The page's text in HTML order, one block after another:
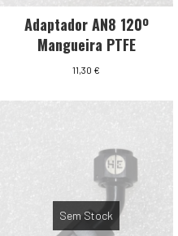
Adaptador AN8 120º
Mangueira PTFE
11,30 €
Sem Stock